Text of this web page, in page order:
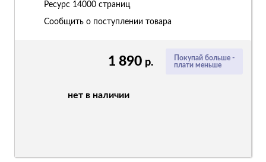
Покупай больше -
плати меньше
1 890 р.
нет в наличии
Ресурс 14000 страниц
Сообщить о поступлении товара